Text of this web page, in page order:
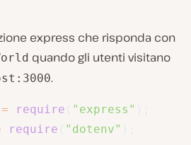
express che risponda con
quando gli utenti visitano
.
= require "express"
require "dotenv"